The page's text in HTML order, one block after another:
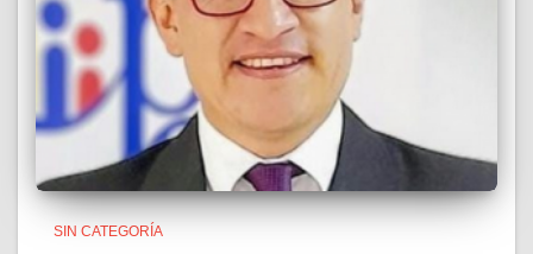
SIN CATEGORÍA